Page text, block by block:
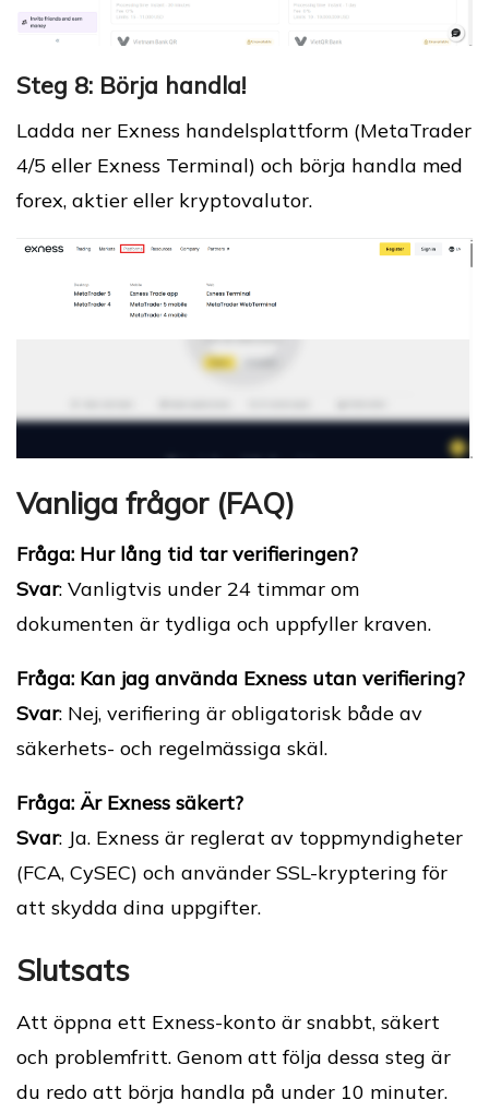
Steg 8: Börja handla!
Ladda ner Exness handelsplattform (MetaTrader
4/5 eller Exness Terminal) och börja handla med
forex, aktier eller kryptovalutor.
Vanliga frågor (FAQ)
Fråga: Hur lång tid tar verifieringen?
Svar: Vanligtvis under 24 timmar om
dokumenten är tydliga och uppfyller kraven.
Fråga: Kan jag använda Exness utan verifiering?
Svar: Nej, verifiering är obligatorisk både av
säkerhets- och regelmässiga skäl.
Fråga: Är Exness säkert?
Svar: Ja. Exness är reglerat av toppmyndigheter
(FCA, CySEC) och använder SSL-kryptering för
att skydda dina uppgifter.
Slutsats
Att öppna ett Exness-konto är snabbt, säkert
och problemfritt. Genom att följa dessa steg är
du redo att börja handla på under 10 minuter.